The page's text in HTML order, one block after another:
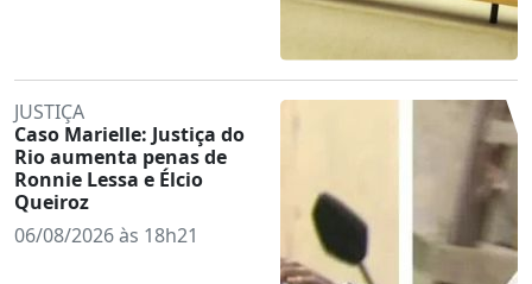
JUSTIÇA
Caso Marielle: Justiça do
Rio aumenta penas de
Ronnie Lessa e Élcio
Queiroz
06/08/2026 às 18h21